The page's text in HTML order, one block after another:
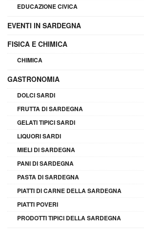
EDUCAZIONE CIVICA
EVENTI IN SARDEGNA
FISICA E CHIMICA
CHIMICA
GASTRONOMIA
DOLCI SARDI
FRUTTA DI SARDEGNA
GELATI TIPICI SARDI
LIQUORI SARDI
MIELI DI SARDEGNA
PANI DI SARDEGNA
PASTA DI SARDEGNA
PIATTI DI CARNE DELLA SARDEGNA
PIATTI POVERI
PRODOTTI TIPICI DELLA SARDEGNA